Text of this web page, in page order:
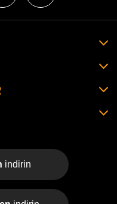
indirin